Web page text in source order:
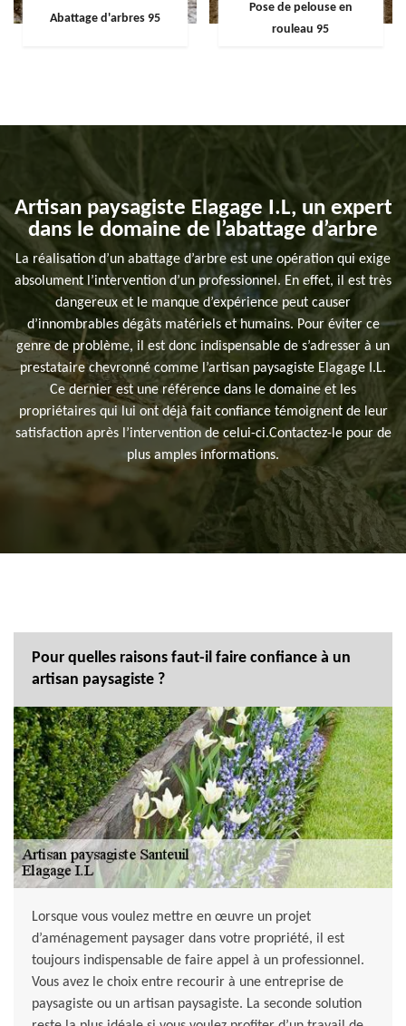
Abattage d'arbres 95
Pose de pelouse en
rouleau 95
Artisan paysagiste Elagage I.L, un expert
dans le domaine de l’abattage d’arbre
La réalisation d’un abattage d’arbre est une opération qui exige
absolument l’intervention d’un professionnel. En effet, il est très
dangereux et le manque d’expérience peut causer
d’innombrables dégâts matériels et humains. Pour éviter ce
genre de problème, il est donc indispensable de s’adresser à un
prestataire chevronné comme l’artisan paysagiste Elagage I.L.
Ce dernier est une référence dans le domaine et les
propriétaires qui lui ont déjà fait confiance témoignent de leur
satisfaction après l’intervention de celui-ci.Contactez-le pour de
plus amples informations.
Pour quelles raisons faut-il faire confiance à un
artisan paysagiste ?
Lorsque vous voulez mettre en œuvre un projet
d’aménagement paysager dans votre propriété, il est
toujours indispensable de faire appel à un professionnel.
Vous avez le choix entre recourir à une entreprise de
paysagiste ou un artisan paysagiste. La seconde solution